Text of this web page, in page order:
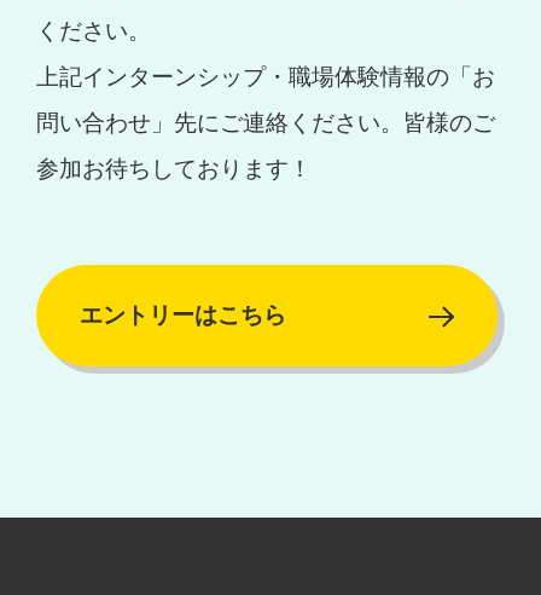
ください。
上記インターンシップ・職場体験情報の「お
問い合わせ」先にご連絡ください。皆様のご
参加お待ちしております！
エントリーはこちら